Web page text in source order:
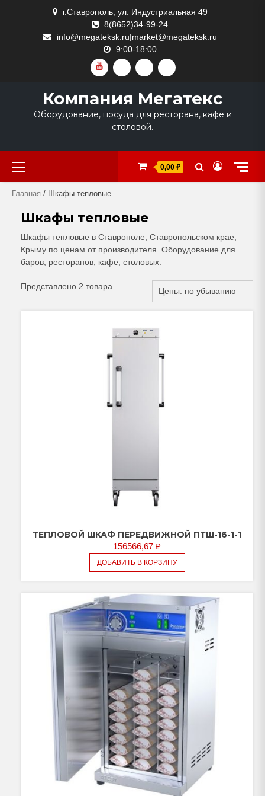
г.Ставрополь, ул. Индустриальная 49
8(8652)34-99-24
info@megateksk.ru|market@megateksk.ru
9:00-18:00
YOUTUBEVKVIDEORUTUBEDZEN
Компания Мегатекс
Оборудование, посуда для ресторана, кафе и
столовой.
Primary
Menu
0,00 ₽
Главная / Шкафы тепловые
Шкафы тепловые
Шкафы тепловые в Ставрополе, Ставропольском крае,
Крыму по ценам от производителя. Оборудование для
баров, ресторанов, кафе, столовых.
Представлено 2 товара
ТЕПЛОВОЙ ШКАФ ПЕРЕДВИЖНОЙ ПТШ-16-1-1
156566,67 ₽
ДОБАВИТЬ В КОРЗИНУ